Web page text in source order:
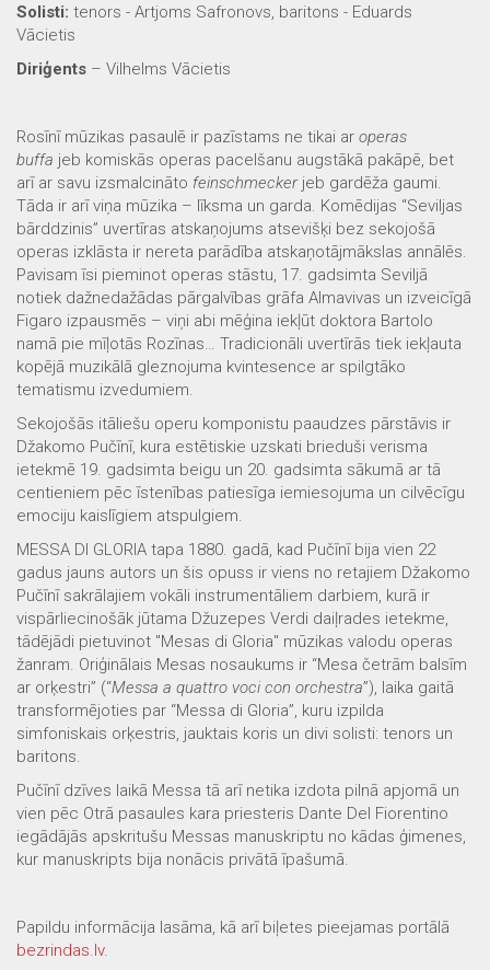
Solisti: tenors - Artjoms Safronovs, baritons - Eduards
Vācietis
Diriģents – Vilhelms Vācietis
Rosīnī mūzikas pasaulē ir pazīstams ne tikai ar operas
buffa jeb komiskās operas pacelšanu augstākā pakāpē, bet
arī ar savu izsmalcināto feinschmeckerjeb gardēža gaumi.
Tāda ir arī viņa mūzika – līksma un garda. Komēdijas “Seviljas
bārddzinis” uvertīras atskaņojums atsevišķi bez sekojošā
operas izklāsta ir nereta parādība atskaņotājmākslas annālēs.
Pavisam īsi pieminot operas stāstu, 17. gadsimta Seviljā
notiek dažnedažādas pārgalvības grāfa Almavivas un izveicīgā
Figaro izpausmēs – viņi abi mēģina iekļūt doktora Bartolo
namā pie mīļotās Rozīnas… Tradicionāli uvertīrās tiek iekļauta
kopējā muzikālā gleznojuma kvintesence ar spilgtāko
tematismu izvedumiem.
Sekojošās itāliešu operu komponistu paaudzes pārstāvis ir
Džakomo Pučīnī, kura estētiskie uzskati brieduši verisma
ietekmē 19. gadsimta beigu un 20. gadsimta sākumā ar tā
centieniem pēc īstenības patiesīga iemiesojuma un cilvēcīgu
emociju kaislīgiem atspulgiem.
MESSA DI GLORIA tapa 1880. gadā, kad Pučīnī bija vien 22
gadus jauns autors un šis opuss ir viens no retajiem Džakomo
Pučīnī sakrālajiem vokāli instrumentāliem darbiem, kurā ir
vispārliecinošāk jūtama Džuzepes Verdi daiļrades ietekme,
tādējādi pietuvinot "Mesas di Gloria" mūzikas valodu operas
žanram. Oriģinālais Mesas nosaukums ir “Mesa četrām balsīm
ar orķestri” (“Messa a quattro voci con orchestra”), laika gaitā
transformējoties par “Messa di Gloria”, kuru izpilda
simfoniskais orķestris, jauktais koris un divi solisti: tenors un
baritons.
Pučīnī dzīves laikā Messa tā arī netika izdota pilnā apjomā un
vien pēc Otrā pasaules kara priesteris Dante Del Fiorentino
iegādājās apskritušu Messas manuskriptu no kādas ģimenes,
kur manuskripts bija nonācis privātā īpašumā.
Papildu informācija lasāma, kā arī biļetes pieejamas portālā
bezrindas.lv.